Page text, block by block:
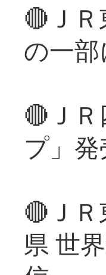
🔴Ｊ
の一
🔴Ｊ
プ」発
🔴Ｊ
県 世